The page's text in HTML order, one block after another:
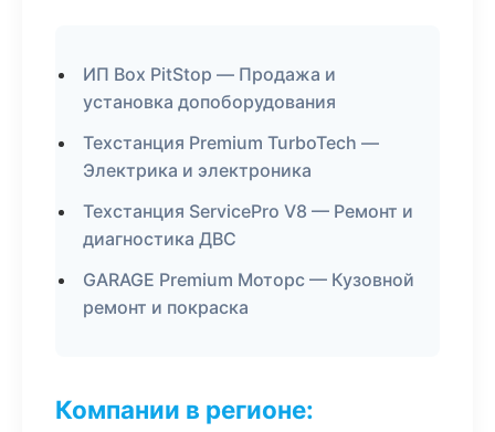
ИП Box PitStop — Продажа и
установка допоборудования
Техстанция Premium TurboTech —
Электрика и электроника
Техстанция ServicePro V8 — Ремонт и
диагностика ДВС
GARAGE Premium Моторс — Кузовной
ремонт и покраска
Компании в регионе: